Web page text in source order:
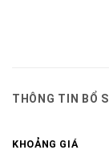
THÔNG TIN BỔ
KHOẢNG GIÁ